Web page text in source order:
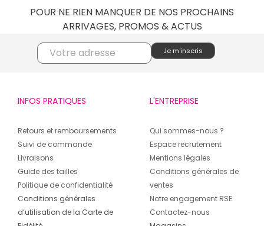
POUR NE RIEN MANQUER DE NOS PROCHAINS
ARRIVAGES, PROMOS & ACTUS
INFOS PRATIQUES
Retours et remboursements
Suivi de commande
Livraisons
Guide des tailles
Politique de confidentialité
Conditions générales
d’utilisation de la Carte de
L'ENTREPRISE
Qui sommes-nous ?
Espace recrutement
Mentions légales
Conditions générales de
ventes
Notre engagement RSE
Contactez-nous